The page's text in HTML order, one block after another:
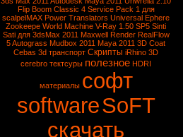
Flip Boom Classic 4 Service Pack 1 для
scalpelMAX Power Translators Universal Ephere
Zookeepe World Machine V-Ray 1.50 SP5 Sinti
Sati для 3dsMax 2011 Maxwell Render RealFlow
5Autograss Mudbox 2011 Maya 2011 3D Coat
Cebas 3d транспорт Скрипты iRhino 3D
cerebro тектсуры полезное HDRI
материалы софт
softwareSoFT
скачать